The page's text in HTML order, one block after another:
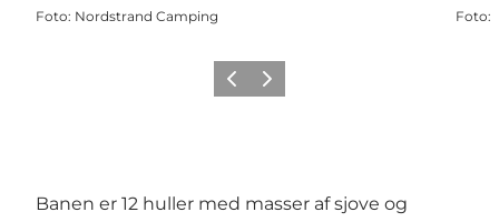
Foto: Nordstrand Camping Foto:
ForrigeNæste
Banen er 12 huller med masser af sjove og